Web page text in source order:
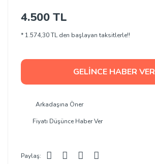
4.500 TL
* 1.574,30 TL den başlayan taksitlerle!!
GELİNCE HABER VER
Arkadaşına Öner
Fiyatı Düşünce Haber Ver
Paylaş: